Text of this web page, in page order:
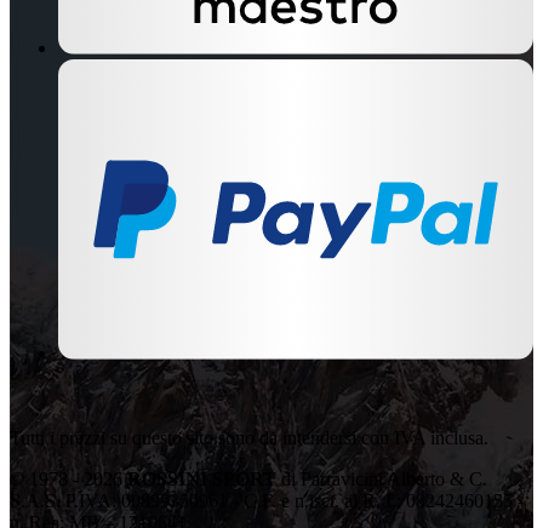
Tutti i prezzi su questo sito sono da intendersi con IVA inclusa.
© 1978 - 2026ROSSINI SPORT di Parravicini Alberto & C.
S.A.S. P.IVA: 00899350961 - C.F. e n.iscr. al R. I.: 08242460155 -
n. Rea: MB – 1210641